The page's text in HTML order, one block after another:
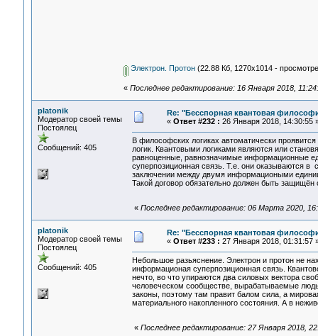
Электрон. Протон(22.88 Кб, 1270x1014 -
« Последнее редактирование: 16 Января 2018,
platonik
Модератор своей темы
Постоялец
Сообщений: 405
Re: "Бесспорная квантовая
« Ответ #232 : 26 Января 2018, 14:30:55
В философских логиках автоматически
логик. Квантовыми логиками являются или
равноценные, равнозначимые информационные
суперпозиционная связь. Т.е. они оказываются в
заключении между двумя информациоными
Такой договор обязательно должен быть защищён
« Последнее редактирование: 06 Марта 2020,
platonik
Модератор своей темы
Постоялец
Сообщений: 405
Re: "Бесспорная квантовая
« Ответ #233 : 27 Января 2018, 01:31:57
Небольшое разьяснение. Электрон и протон не
информационая суперпозиционная связь.
нечто, во что упираются два силовых вектора
человеческом сообществе, вырабатываемые
законы, поэтому там правит балом сила, а
материального накопленного состояния. А в
« Последнее редактирование: 27 Января 2018,